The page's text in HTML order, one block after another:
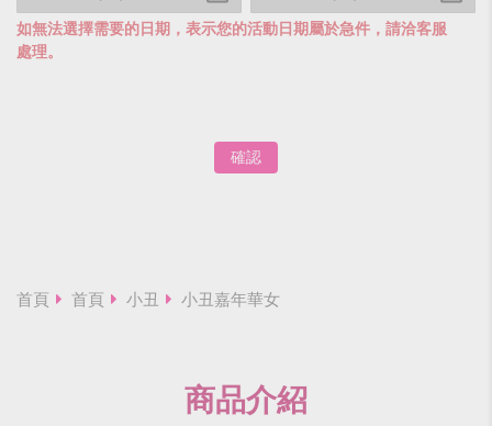
如無法選擇需要的日期，表示您的活動日期屬於急件，請洽客服
處理。
確認
首頁 首頁 小丑 小丑嘉年華女
商品介紹